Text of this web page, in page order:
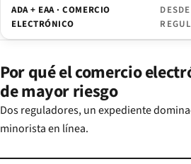
ADA + EAA · COMERCIO
ELECTRÓNICO
Por qué el comercio
de mayor riesgo
Dos reguladores, un expediente
minorista en línea.